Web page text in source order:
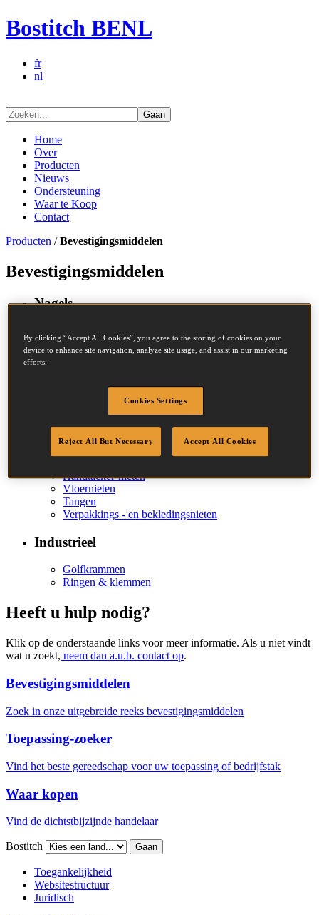
Bostitch BENL
fr
nl
Gaan
Home
Over
Producten
Nieuws
Ondersteuning
Waar te Koop
Contact
Producten /Bevestigingsmiddelen
Bevestigingsmiddelen
Nagels
Stripnagels
Bradnagels
Nieten voor licht gebruik
Handtacker-nieten
Vloernieten
Tangen
Verpakkings - en bekledingsnieten
Industrieel
Golfkrammen
Ringen & klemmen
Heeft u hulp nodig?
Klik op de onderstaande links voor meer informatie. Als u niet vindt
wat u zoekt, neem dan a.u.b. contact op.
Bevestigingsmiddelen
Zoek in onze uitgebreide reeks bevestigingsmiddelen
Toepassing-zoeker
Vind het beste gereedschap voor uw toepassing of bedrijfstak
Waar kopen
Vind de dichtstbijzijnde handelaar
Bostitch Gaan
Toegankelijkheid
Websitestructuur
Juridisch
By clicking “Accept All Cookies”, you agree to the storing of cookies on your
device to enhance site navigation, analyze site usage, and assist in our marketing
efforts.
Cookies Settings
Reject All But Necessary Accept All Cookies